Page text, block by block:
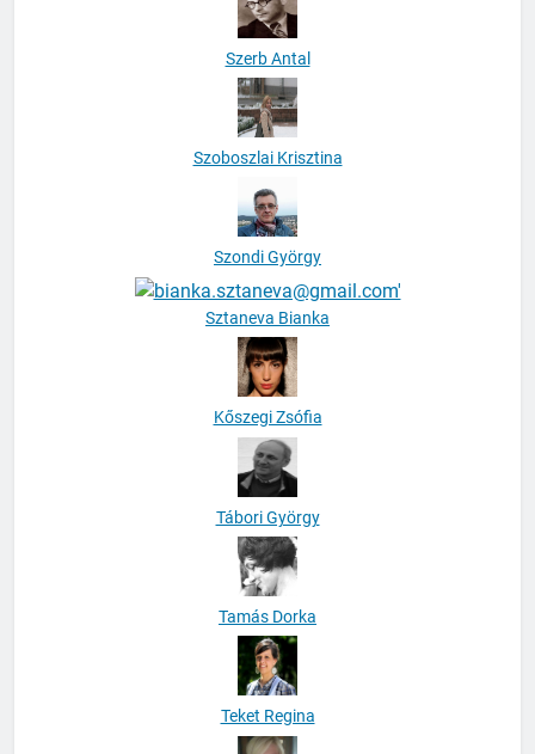
Szerb Antal
Szoboszlai Krisztina
Szondi György
Sztaneva Bianka
Kőszegi Zsófia
Tábori György
Tamás Dorka
Teket Regina